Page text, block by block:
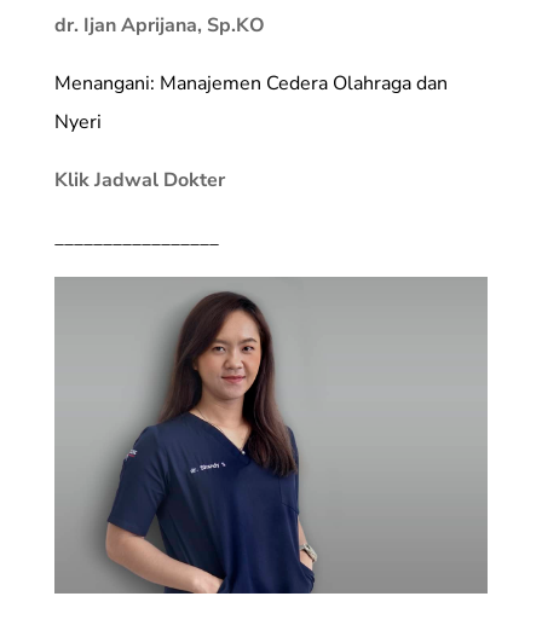
dr. Ijan Aprijana, Sp.KO
Menangani: Manajemen Cedera Olahraga dan
Nyeri
Klik Jadwal Dokter
_________________